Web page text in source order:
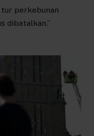
tur perkebunan
dibatalkan.”